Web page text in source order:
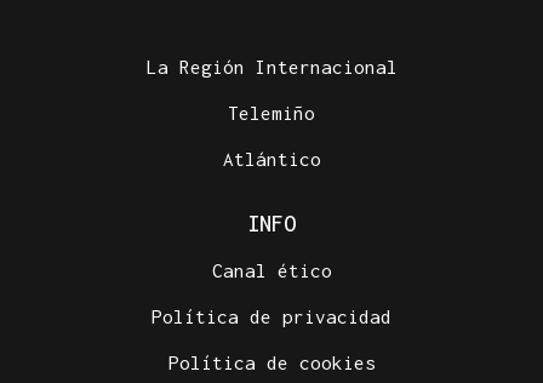
La Región Internacional
Telemiño
Atlántico
INFO
Canal ético
Política de privacidad
Política de cookies